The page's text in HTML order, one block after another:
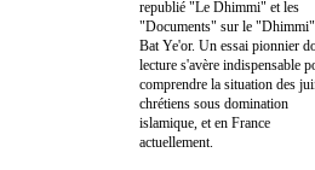
republié "Le Dhimmi" et les
"Documents" sur le
Bat Ye'or. Un essai pionnier
lecture s'avère indispensable
comprendre la situation des
chrétiens sous domination
islamique, et en France
actuellement.